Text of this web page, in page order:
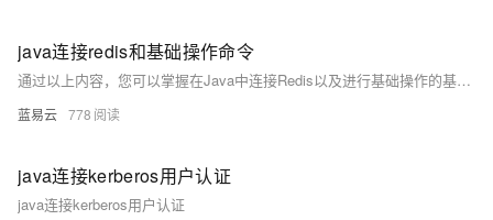
java连接redis和基础操作命令
通过以上内容，您可以掌握在Java中连接Redis以及进行基础操作的基本方法，进而在实际项目中灵活应用。
蓝易云 778
java连接kerberos用户认证
java连接kerberos用户认证